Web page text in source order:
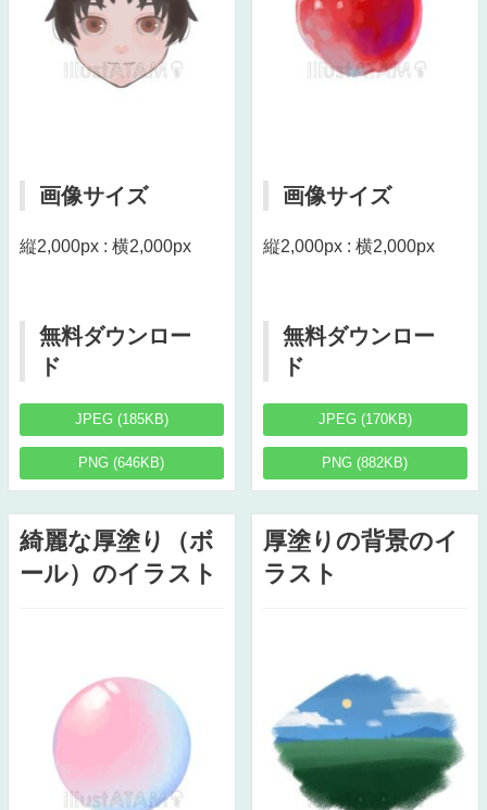
画像サイズ
縦2,000px : 横2,000px
無料ダウンロー
ド
JPEG (185KB)
PNG (646KB)
画像サイズ
縦2,000px : 横2,000px
無料ダウンロー
ド
JPEG (170KB)
PNG (882KB)
綺麗な厚塗り（ボ
ール）のイラスト
厚塗りの背景のイ
ラスト